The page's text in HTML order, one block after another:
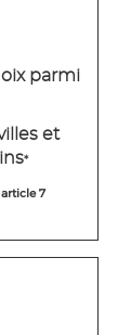
parmi
et
*
7